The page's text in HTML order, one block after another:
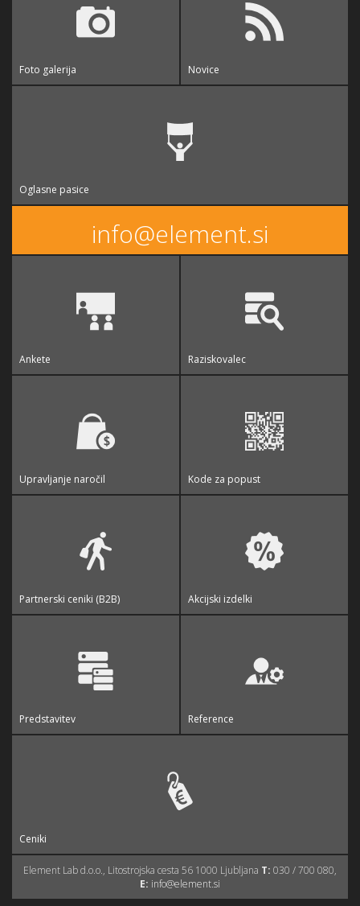
Foto galerija Novice
Oglasne pasice
info@element.si
Ankete Raziskovalec
Upravljanje naročil Kode za popust
Partnerski ceniki (B2B) Akcijski izdelki
Predstavitev Reference
Ceniki
Element Lab d.o.o., Litostrojska cesta 56 1000 Ljubljana T: 030 / 700 080,
E: info@element.si